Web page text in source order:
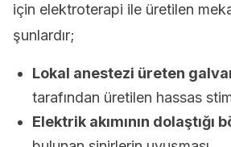
için elektroterapi ile üretilen
şunlardır;
Lokal anestezi üreten
tarafından üretilen hassas
Elektrik akımının dolaştığı